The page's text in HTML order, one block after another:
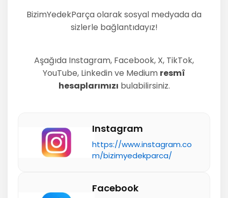
BizimYedekParça olarak sosyal medyada da
sizlerle bağlantıdayız!
Aşağıda Instagram, Facebook, X, TikTok,
YouTube, Linkedin ve Medium resmî
hesaplarımızı bulabilirsiniz.
Instagram
https://www.instagram.co
m/bizimyedekparca/
Facebook